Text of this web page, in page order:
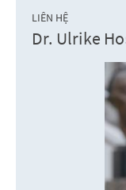
LIÊN HỆ
Dr. Ulrike